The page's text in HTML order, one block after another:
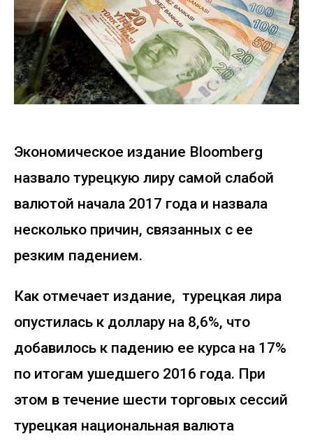
Экономическое издание Bloomberg
назвало турецкую лиру самой слабой
валютой начала 2017 года и назвала
несколько причин, связанных с ее
резким падением.
Как отмечает издание, турецкая лира
опустилась к доллару на 8,6%, что
добавилось к падению ее курса на 17%
по итогам ушедшего 2016 года. При
этом в течение шести торговых сессий
турецкая национальная валюта